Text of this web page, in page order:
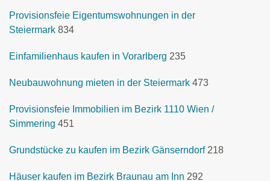
Provisionsfeie Eigentumswohnungen in der
Steiermark 834
Einfamilienhaus kaufen in Vorarlberg 235
Neubauwohnung mieten in der Steiermark 473
Provisionsfeie Immobilien im Bezirk 1110 Wien /
Simmering 451
Grundstücke zu kaufen im Bezirk Gänserndorf 218
Häuser kaufen im Bezirk Braunau am Inn 292